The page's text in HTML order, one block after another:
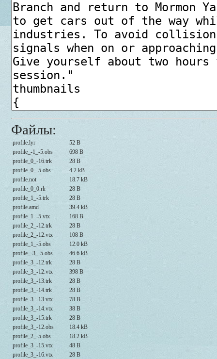
Файлы:
profile.lyr
52 B
profile_-1_-5.obs
698 B
profile_0_-16.trk
28 B
profile_0_-5.obs
4.2 kB
profile.not
18.7 kB
profile_0_0.rlr
28 B
profile_1_-5.trk
28 B
profile.amd
39.4 kB
profile_1_-5.vtx
168 B
profile_2_-12.trk
28 B
profile_2_-12.vtx
108 B
profile_1_-5.obs
12.0 kB
profile_-3_-5.obs
46.6 kB
profile_3_-12.trk
28 B
profile_3_-12.vtx
398 B
profile_3_-13.trk
28 B
profile_3_-14.trk
28 B
profile_3_-13.vtx
78 B
profile_3_-14.vtx
38 B
profile_3_-15.trk
28 B
profile_3_-12.obs
18.4 kB
profile_2_-5.obs
18.2 kB
profile_3_-15.vtx
48 B
profile_3_-16.vtx
28 B